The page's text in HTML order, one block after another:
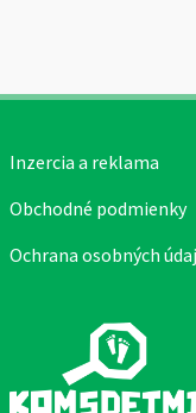
Inzercia a reklama
Obchodné podmienky
Ochrana osobných